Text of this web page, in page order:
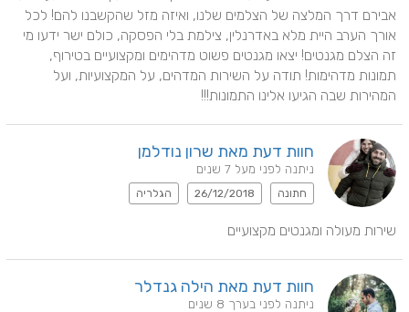
המהירות שבה הגיעו אלינו התמונות!!!
חוות דעת מאת שרון נודלמן
ניתנה לפני מעל 7 שנים
חתונה 26/12/2018 הגלריה
שירות מעולה ומגנטים מקצועיים
חוות דעת מאת הילה גנדלר
ניתנה לפני בערך 8 שנים